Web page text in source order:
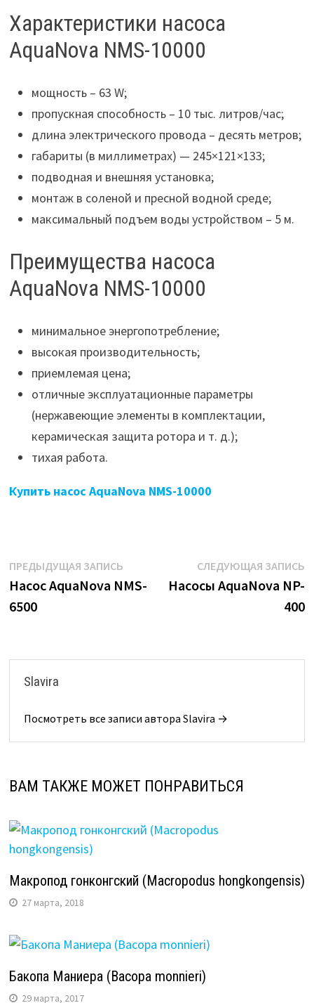
Характеристики насоса
AquaNova NMS-10000
мощность – 63 W;
пропускная способность – 10 тыс. литров/час;
длина электрического провода – десять метров;
габариты (в миллиметрах) — 245×121×133;
подводная и внешняя установка;
монтаж в соленой и пресной водной среде;
максимальный подъем воды устройством – 5 м.
Преимущества насоса
AquaNova NMS-10000
минимальное энергопотребление;
высокая производительность;
приемлемая цена;
отличные эксплуатационные параметры
(нержавеющие элементы в комплектации,
керамическая защита ротора и т. д.);
тихая работа.
Купить насос AquaNova NMS-10000
Навигация
по
ПРЕДЫДУЩАЯ ЗАПИСЬПредыдущая
запись:
Насос AquaNova NMS-
6500
СЛЕДУЮЩАЯ ЗАПИСЬ
Насосы AquaNova NP-
400
Slavira
Посмотреть все записи автора Slavira →
ВАМ ТАКЖЕ МОЖЕТ ПОНРАВИТЬСЯ
Макропод гонконгский (Macropodus hongkongensis)
27 марта, 2018
Бакопа Маниера (Bacopa monnieri)
29 марта, 2017